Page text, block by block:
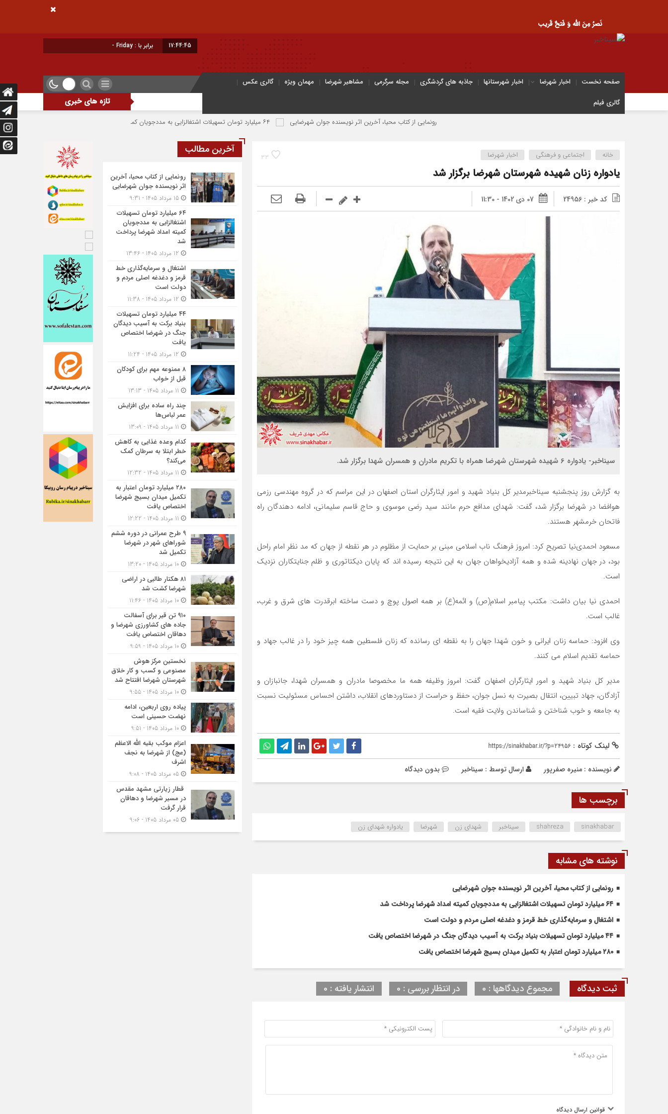
نَصرُ مِنَ الله وَ فَتحٌ قَریب
17:44:46 برابر با : Friday - 7 August - 2026
صفحه نخست اخبار شهرضا اخبار شهرستانها جاذبه های گردشگری مجله سرگرمی مشاهیر شهرضا مهمان ویژه
گالری عکس
گالری فیلم
تازه های خبری
رونمایی از کتاب محیا، آخرین اثر نویسنده جوان شهرضایی ۶۴ میلیارد تومان تسهیلات اشتغالزایی به مددجویان کمیته امداد شهرضا پرداخت شد اشتغال و سرمایه‌گذاری خط
33 خانه اجتماعی و فرهنگی اخبار شهرضا
یادواره زنان شهیده شهرستان شهرضا برگزار شد
کد خبر : 24956 07 دی 1402 - 11:30
سیناخبر- یادواره 6 شهیده شهرستان شهرضا همراه با تکریم مادران و همسران شهدا برگزار شد.
به گزارش روز پنجشنبه سیناخبرمدیر ‌کل بنیاد شهید و امور ایثارگران استان اصفهان در این مراسم که در گروه مهندسی رزمی
هوافضا در شهرضا برگزار شد، گفت: شهدای مدافع حرم مانند سید رضی موسوی و حاج قاسم سلیمانی، ادامه دهندگان راه
فاتحان خرمشهر هستند.
مسعود احمدی‌نیا تصریح کرد: امروز فرهنگ ناب اسلامی مبنی بر حمایت از مظلوم در هر نقطه از جهان که مد نظر امام راحل
بود، در جهان نهادینه شده و همه آزادیخواهان جهان به این نتیجه رسیده اند که پایان دیکتاتوری و ظلم جنایتکاران نزدیک
است.
احمدی نیا بیان داشت: مکتب پیامبر اسلام(ص) و ائمه(ع) بر همه اصول پوچ و دست ساخته ابرقدرت های شرق و غرب،
غالب است.
وی افزود: حماسه زنان ایرانی و خون شهدا جهان را به نقطه ای رسانده که زنان فلسطین همه چیز خود را در غالب جهاد و
حماسه تقدیم اسلام می کنند.
مدیر ‌کل بنیاد شهید و امور ایثارگران اصفهان گفت: امروز وظیفه همه ما مخصوصا مادران و همسران شهدا، جانبازان و
آزادگان، جهاد تبیین، انتقال بصیرت به نسل جوان، حفظ و حراست از دستاوردهای انقلاب، داشتن احساس مسئولیت نسبت
به جامعه و خوب شناختن و شناساندن ولایت فقیه است.
لینک کوتاه : https://sinakhabar.ir/?p=24956
نویسنده : منیره صفرپور ارسال توسط : سیناخبر بدون دیدگاه
برچسب ها
shahreza sinakhabar سیناخبر شهدای زن شهرضا یادواره شهدای زن
نوشته های مشابه
رونمایی از کتاب محیا، آخرین اثر نویسنده جوان شهرضایی
۶۴ میلیارد تومان تسهیلات اشتغالزایی به مددجویان کمیته امداد شهرضا پرداخت شد
اشتغال و سرمایه‌گذاری خط قرمز و دغدغه اصلی مردم و دولت است
۴۴ میلیارد تومان تسهیلات بنیاد برکت به آسیب دیدگان جنگ در شهرضا اختصاص یافت
۲۸۰ میلیارد تومان اعتبار به تکمیل میدان بسیج شهرضا اختصاص یافت
ثبت دیدگاه مجموع دیدگاهها : 0 در انتظار بررسی : 0 انتشار یافته : 0
قوانین ارسال دیدگاه
آخرین مطالب
رونمایی از کتاب محیا، آخرین
اثر نویسنده جوان شهرضایی
۶۴ میلیارد تومان تسهیلات
اشتغالزایی به مددجویان
کمیته امداد شهرضا پرداخت
شد
اشتغال و سرمایه‌گذاری خط
قرمز و دغدغه اصلی مردم و
دولت است
۴۴ میلیارد تومان تسهیلات
بنیاد برکت به آسیب دیدگان
جنگ در شهرضا اختصاص
یافت
۸ ممنوعه مهم برای کودکان
قبل از خواب
چند راه ساده برای افزایش
عمر لباس‌ها
کدام وعده غذایی به کاهش
خطر ابتلا به سرطان کمک
می‌کند؟
۲۸۰ میلیارد تومان اعتبار به
تکمیل میدان بسیج شهرضا
اختصاص یافت
۹ طرح عمرانی در دوره ششم
شوراهای شهر در شهرضا
تکمیل شد
۸۱ هکتار طالبی در اراضی
شهرضا کشت شد
۹۱۰ تن قیر برای آسفالت
جاده های کشاورزی شهرضا و
دهاقان اختصاص یافت
نخستین مرکز هوش
مصنوعی و کسب‌ و کار خلاق
شهرستان شهرضا افتتاح شد
پیاده روی اربعین، ادامه
نهضت حسینی است
اعزام موکب بقیه الله الاعظم
(عج) از شهرضا به نجف
اشرف
قطار زیارتی مشهد مقدس
در مسیر شهرضا و دهاقان
قرار گرفت